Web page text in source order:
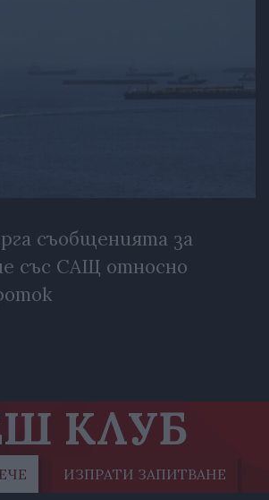
съобщенията за
със САЩ относно
КЛУБ
ИЗПРАТИ ЗАПИТВАНЕ